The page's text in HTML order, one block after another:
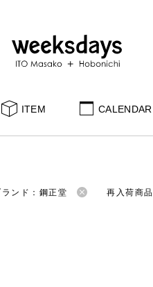
ITEM CALENDAR
ランド：鋼正堂 再入荷商品